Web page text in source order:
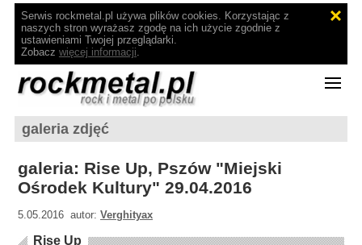
Serwis rockmetal.pl używa plików cookies. Korzystając z
naszych stron wyrażasz zgodę na ich użycie zgodnie z
ustawieniami Twojej przeglądarki.
Zobacz więcej informacji.
galeria zdjęć
galeria: Rise Up, Pszów "Miejski
Ośrodek Kultury" 29.04.2016
5.05.2016 autor:Verghityax
Rise Up